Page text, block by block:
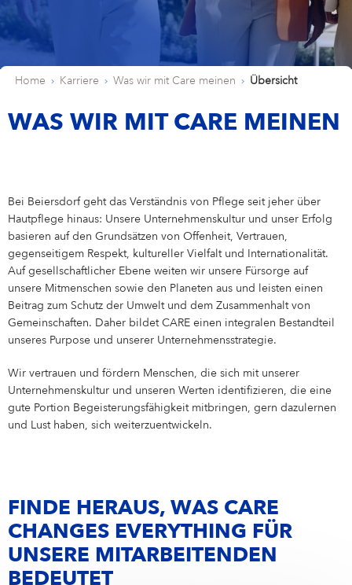
Hansaplast
La Prairie
Labello
Werbefilmklassiker
NIVEA Ball
WAS WIR MIT CARE MEINEN
Unsere Benefits
Unser Office
Studierende
BERUFSEINSTIEG & BERUFSERFAHRENE
Marketing
Supply Chain Management
Human Resources
IMPRESSUM
LANGUAGE DE FR
Standort Schweiz
Home Karriere Was wir mit Care meinen Übersicht
WAS WIR MIT CARE MEINEN
Bei Beiersdorf geht das Verständnis von Pflege seit jeher über
Hautpflege hinaus: Unsere Unternehmenskultur und unser Erfolg
basieren auf den Grundsätzen von Offenheit, Vertrauen,
gegenseitigem Respekt, kultureller Vielfalt und Internationalität.
Auf gesellschaftlicher Ebene weiten wir unsere Fürsorge auf
unsere Mitmenschen sowie den Planeten aus und leisten einen
Beitrag zum Schutz der Umwelt und dem Zusammenhalt von
Gemeinschaften. Daher bildet CARE einen integralen Bestandteil
unseres Purpose und unserer Unternehmensstrategie.
Wir vertrauen und fördern Menschen, die sich mit unserer
Unternehmenskultur und unseren Werten identifizieren, die eine
gute Portion Begeisterungsfähigkeit mitbringen, gern dazulernen
und Lust haben, sich weiterzuentwickeln.
FINDE HERAUS, WAS CARE
CHANGES EVERYTHING FÜR
UNSERE MITARBEITENDEN
BEDEUTET